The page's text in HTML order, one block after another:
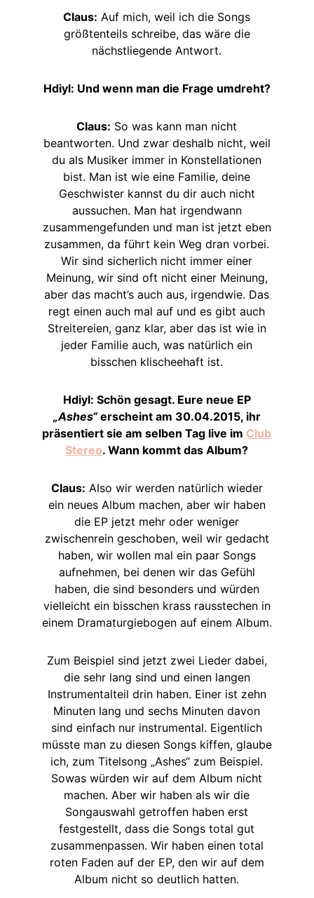
Claus: Auf mich, weil ich die Songs
größtenteils schreibe, das wäre die
nächstliegende Antwort.
Hdiyl: Und wenn man die Frage umdreht?
Claus: So was kann man nicht
beantworten. Und zwar deshalb nicht, weil
du als Musiker immer in Konstellationen
bist. Man ist wie eine Familie, deine
Geschwister kannst du dir auch nicht
aussuchen. Man hat irgendwann
zusammengefunden und man ist jetzt eben
zusammen, da führt kein Weg dran vorbei.
Wir sind sicherlich nicht immer einer
Meinung, wir sind oft nicht einer Meinung,
aber das macht’s auch aus, irgendwie. Das
regt einen auch mal auf und es gibt auch
Streitereien, ganz klar, aber das ist wie in
jeder Familie auch, was natürlich ein
bisschen klischeehaft ist.
Hdiyl: Schön gesagt. Eure neue EP
„Ashes“erscheint am 30.04.2015, ihr
präsentiert sie am selben Tag live im Club
Stereo. Wann kommt das Album?
Claus: Also wir werden natürlich wieder
ein neues Album machen, aber wir haben
die EP jetzt mehr oder weniger
zwischenrein geschoben, weil wir gedacht
haben, wir wollen mal ein paar Songs
aufnehmen, bei denen wir das Gefühl
haben, die sind besonders und würden
vielleicht ein bisschen krass rausstechen in
einem Dramaturgiebogen auf einem Album.
Zum Beispiel sind jetzt zwei Lieder dabei,
die sehr lang sind und einen langen
Instrumentalteil drin haben. Einer ist zehn
Minuten lang und sechs Minuten davon
sind einfach nur instrumental. Eigentlich
müsste man zu diesen Songs kiffen, glaube
ich, zum Titelsong „Ashes“ zum Beispiel.
Sowas würden wir auf dem Album nicht
machen. Aber wir haben als wir die
Songauswahl getroffen haben erst
festgestellt, dass die Songs total gut
zusammenpassen. Wir haben einen total
roten Faden auf der EP, den wir auf dem
Album nicht so deutlich hatten.